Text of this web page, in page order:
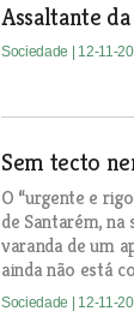
Assaltante
Sociedade | 12-11-
Sem tecto
O “urgente e
de Santarém, na
varanda de um
ainda não está
Sociedade | 12-11-